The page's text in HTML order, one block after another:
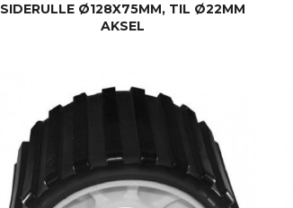
SIDERULLE Ø128X75MM, TIL Ø22MM
AKSEL